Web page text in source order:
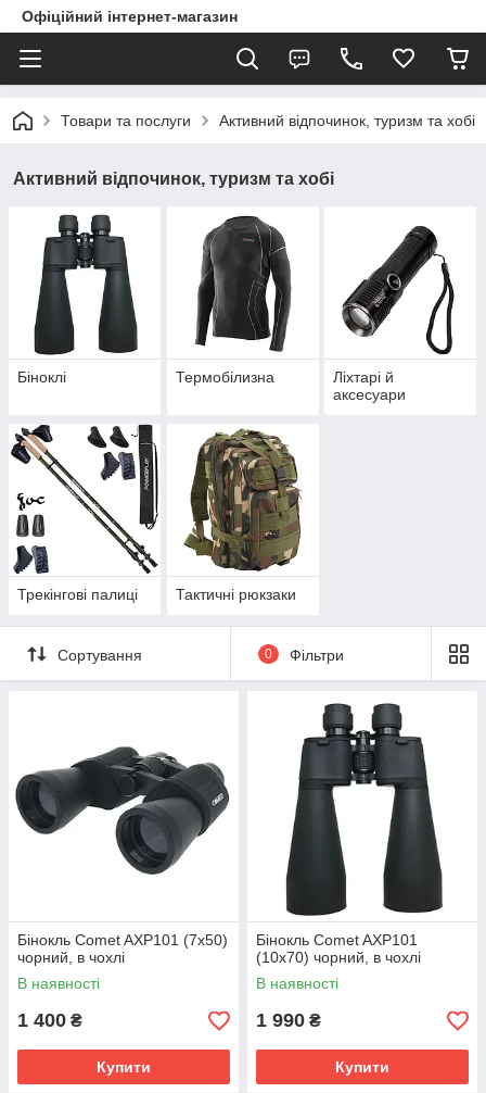
Офіційний інтернет-магазин
Товари та послуги Активний відпочинок, туризм та хобі
Активний відпочинок, туризм та хобі
Біноклі Термобілизна
Ліхтарі й
аксесуари
Трекінгові палиці Тактичні рюкзаки
Сортування 0 Фільтри
Бінокль Comet AXP101 (7x50)
чорний, в чохлі
В наявності
1 400 ₴
Купити
Бінокль Comet AXP101
(10x70) чорний, в чохлі
В наявності
1 990 ₴
Купити